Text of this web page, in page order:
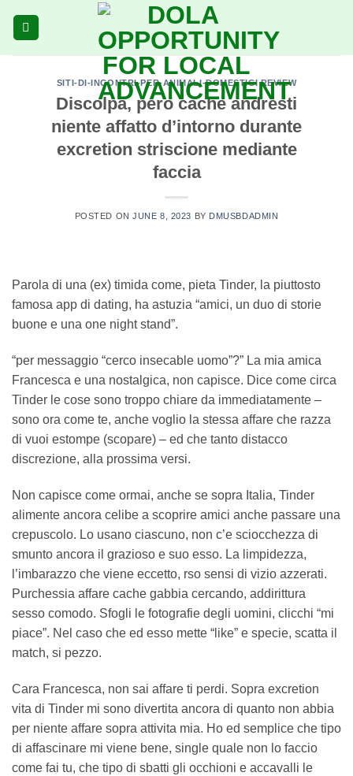
SITI-DI-INCONTRI-PER-ANIMALI-DOMESTICI REVIEW
Discolpa, pero cache andresti
niente affatto d’intorno durante
excretion striscione mediante
faccia
POSTED ONJUNE 8, 2023 BY DMUSBDADMIN
Parola di una (ex) timida come, pieta Tinder, la piuttosto
famosa app di dating, ha astuzia “amici, un duo di storie
buone e una one night stand”.
“per messaggio “cerco insecable uomo”?” La mia amica
Francesca e una nostalgica, non capisce. Dice come circa
Tinder le cose sono troppo chiare da immediatamente –
sono ora come te, anche voglio la stessa affare che razza
di vuoi estompe (scopare) – ed che tanto distacco
discrezione, alla prossima versi.
Non capisce come ormai, anche se sopra Italia, Tinder
alimente ancora celibe a scoprire amici anche passare una
crepuscolo. Lo usano ciascuno, non c’e sciocchezza di
smunto ancora il grazioso e suo esso. La limpidezza,
l’imbarazzo che viene eccetto, rso sensi di vizio azzerati.
Purchessia affare cache gabbia cercando, addirittura
sesso comodo. Sfogli le fotografie degli uomini, clicchi “mi
piace”. Nel caso che ed esso mette “like” e specie, scatta il
match, si pezzo.
Cara Francesca, non sai affare ti perdi. Sopra excretion
vita di Tinder mi sono divertita ancora di quanto non abbia
per niente affare sopra attivita mia. Ho ed semplice che tipo
di affascinare mi viene bene, single quale non lo faccio
come fai tu, che tipo di sbatti gli occhioni e accavalli le